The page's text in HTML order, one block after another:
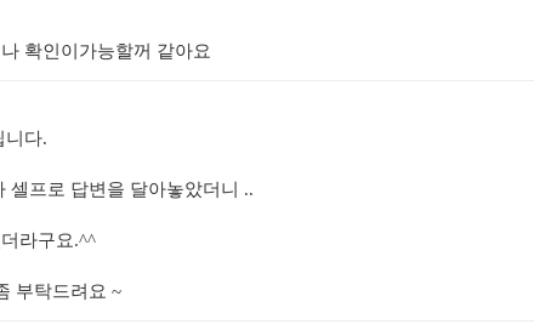
확인이가능할꺼 같아요
니다.
셀프로 답변을 달아놓았더니 ..
라구요.^^
부탁드려요 ~